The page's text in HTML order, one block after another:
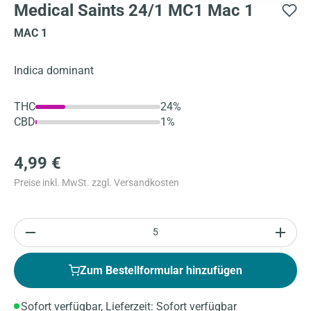
Medical Saints 24/1 MC1 Mac 1
MAC 1
Indica dominant
THC
24%
CBD
1%
4,99 €
Preise inkl. MwSt. zzgl. Versandkosten
Anzahl
Zum Bestellformular hinzufügen
Sofort verfügbar, Lieferzeit: Sofort verfügbar